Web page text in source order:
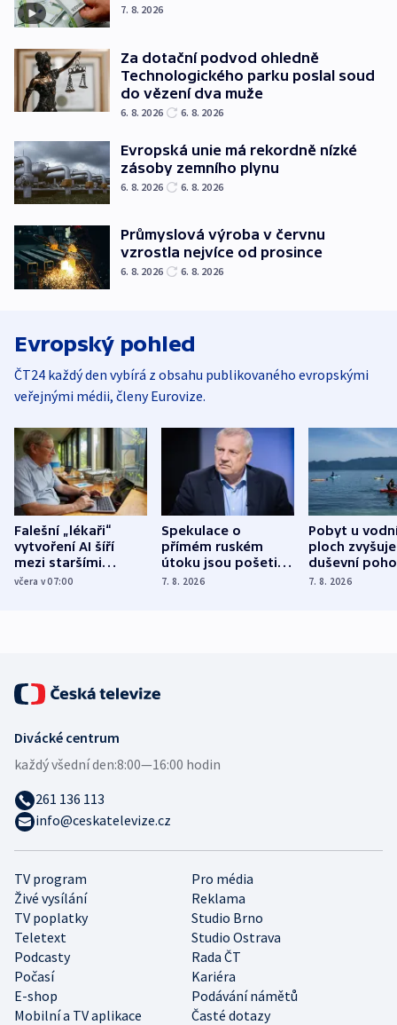
7. 8. 2026
Za dotační podvod ohledně
Technologického parku poslal soud
do vězení dva muže
6. 8. 2026 6. 8. 2026
Evropská unie má rekordně nízké
zásoby zemního plynu
6. 8. 2026 6. 8. 2026
Průmyslová výroba v červnu
vzrostla nejvíce od prosince
6. 8. 2026 6. 8. 2026
Evropský pohled
ČT24 každý den vybírá z obsahu publikovaného evropskými
veřejnými médii, členy Eurovize.
Falešní „lékaři“
vytvoření AI šíří
mezi staršími
Poláky nebezpečné
včera v 07:00
Spekulace o
přímém ruském
útoku jsou pošetilé,
míní estonský
7. 8. 2026
Pobyt u
ploch zvyšuje
duševní
ukázala
7. 8. 2026
TV program
Pro média
Živé vysílání
Reklama
TV poplatky
Studio Brno
Teletext
Studio Ostrava
Podcasty
Rada ČT
Počasí
Kariéra
E-shop
Podávání námětů
Mobilní a TV aplikace
Časté dotazy
Divácké centrum
každý všední den:8:00—16:00 hodin
261 136 113
info@ceskatelevize.cz